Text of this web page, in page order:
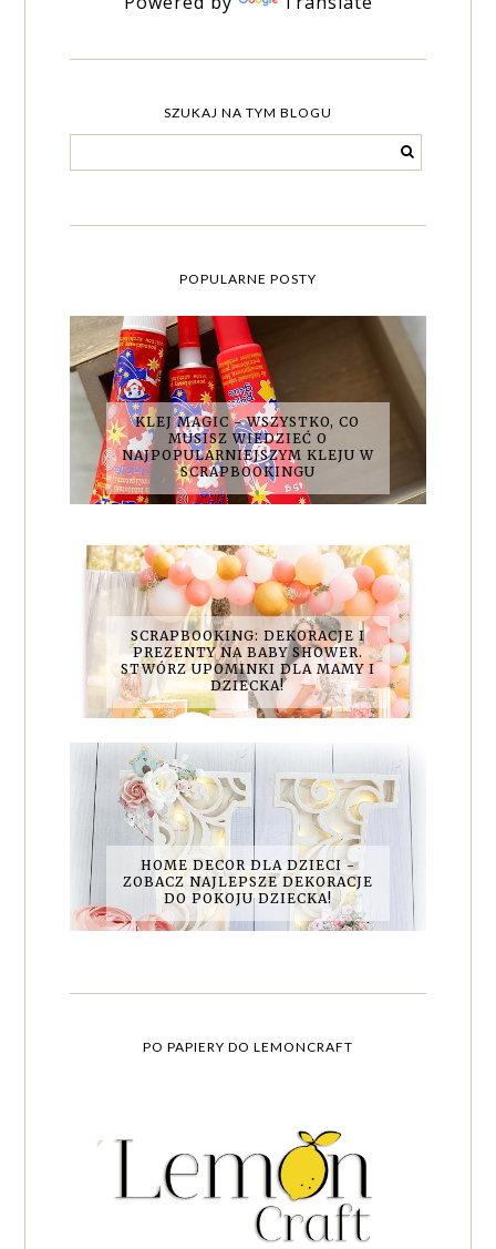
SZUKAJ NA TYM BLOGU
POPULARNE POSTY
KLEJ MAGIC - WSZYSTKO, CO
MUSISZ WIEDZIEĆ O
NAJPOPULARNIEJSZYM KLEJU W
SCRAPBOOKINGU
SCRAPBOOKING: DEKORACJE I
PREZENTY NA BABY SHOWER.
STWÓRZ UPOMINKI DLA MAMY I
DZIECKA!
HOME DECOR DLA DZIECI -
ZOBACZ NAJLEPSZE DEKORACJE
DO POKOJU DZIECKA!
PO PAPIERY DO LEMONCRAFT